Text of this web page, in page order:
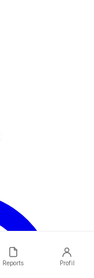
Reports Profil